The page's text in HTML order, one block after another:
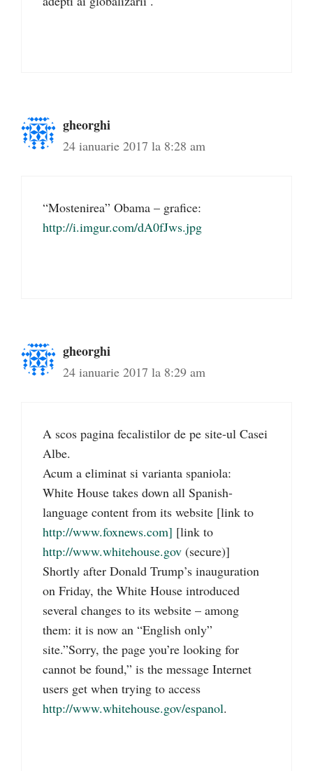
gheorghi
24 ianuarie 2017 la 8:28 am
“Mostenirea” Obama – grafice:
http://i.imgur.com/dA0fJws.jpg
gheorghi
24 ianuarie 2017 la 8:29 am
A scos pagina fecalistilor de pe site-ul Casei
Albe.
Acum a eliminat si varianta spaniola:
White House takes down all Spanish-
language content from its website [link to
http://www.foxnews.com] [link to
http://www.whitehouse.gov (secure)]
Shortly after Donald Trump’s inauguration
on Friday, the White House introduced
several changes to its website – among
them: it is now an “English only”
site.”Sorry, the page you’re looking for
cannot be found,” is the message Internet
users get when trying to access
http://www.whitehouse.gov/espanol.